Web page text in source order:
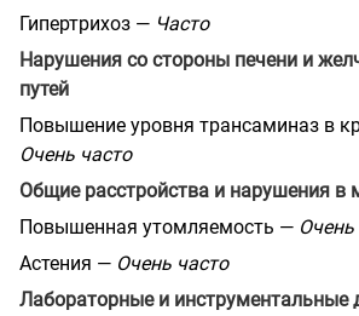
Гипертрихоз — Часто
Нарушения со стороны печени и
путей
Повышение уровня трансаминаз в
Очень часто
Общие расстройства и нарушения в
Повышенная утомляемость — Очень
Астения — Очень часто
Лабораторные и инструментальные